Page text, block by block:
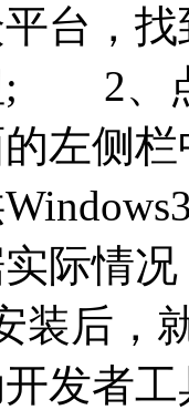
台，
; 2、
左侧
际情
后，就
发者